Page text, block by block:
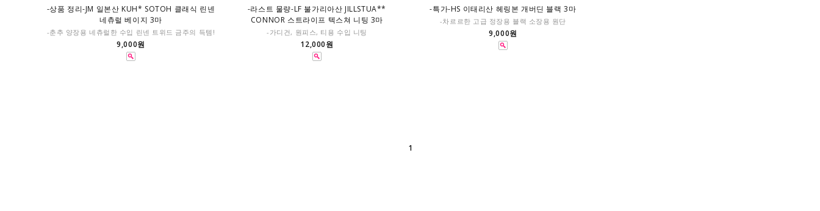
-상품 정리-JM 일본산 KUH* SOTOH 클래식 린넨
네츄럴 베이지 3마
-춘추 양장용 네츄럴한 수입 린넨 트위드 금주의 득템!
9,000원
-라스트 물량-LF 불가리아산 JILLSTUA**
CONNOR 스트라이프 텍스쳐 니팅 3마
-가디건, 원피스, 티용 수입 니팅
12,000원
-특가-HS 이태리산 헤링본 개버딘 블랙 3마
-차르르한 고급 정장용 블랙 소장용 원단
9,000원
1